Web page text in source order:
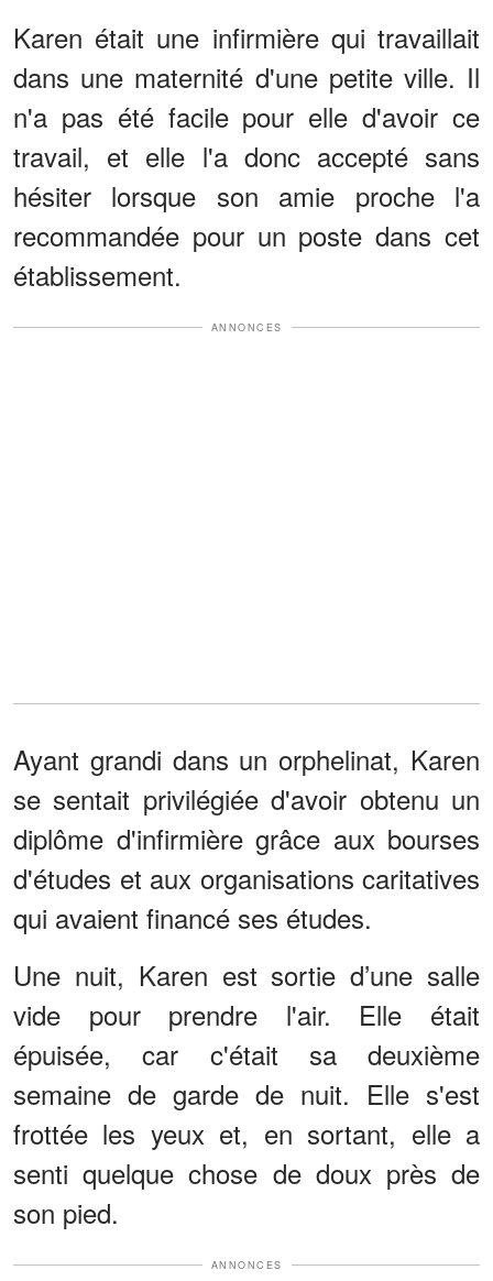
Karen était une infirmière qui travaillait
dans une maternité d'une petite ville. Il
n'a pas été facile pour elle d'avoir ce
travail, et elle l'a donc accepté sans
hésiter lorsque son amie proche l'a
recommandée pour un poste dans cet
établissement.
ANNONCES
Ayant grandi dans un orphelinat, Karen
se sentait privilégiée d'avoir obtenu un
diplôme d'infirmière grâce aux bourses
d'études et aux organisations caritatives
qui avaient financé ses études.
Une nuit, Karen est sortie d’une salle
vide pour prendre l'air. Elle était
épuisée, car c'était sa deuxième
semaine de garde de nuit. Elle s'est
frottée les yeux et, en sortant, elle a
senti quelque chose de doux près de
son pied.
ANNONCES